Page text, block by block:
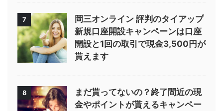
7
岡三オンライン 評判のタイアップ
新規口座開設キャンペーンは口座
開設と1回の取引で現金3,500円が
貰えます
8
まだ貰ってないの？終了間近の現
金やポイントが貰えるキャンペー